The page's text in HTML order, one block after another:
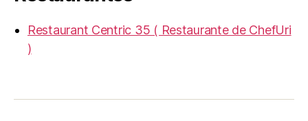
Restaurant Centric 35 ( Restaurante de ChefUri
)